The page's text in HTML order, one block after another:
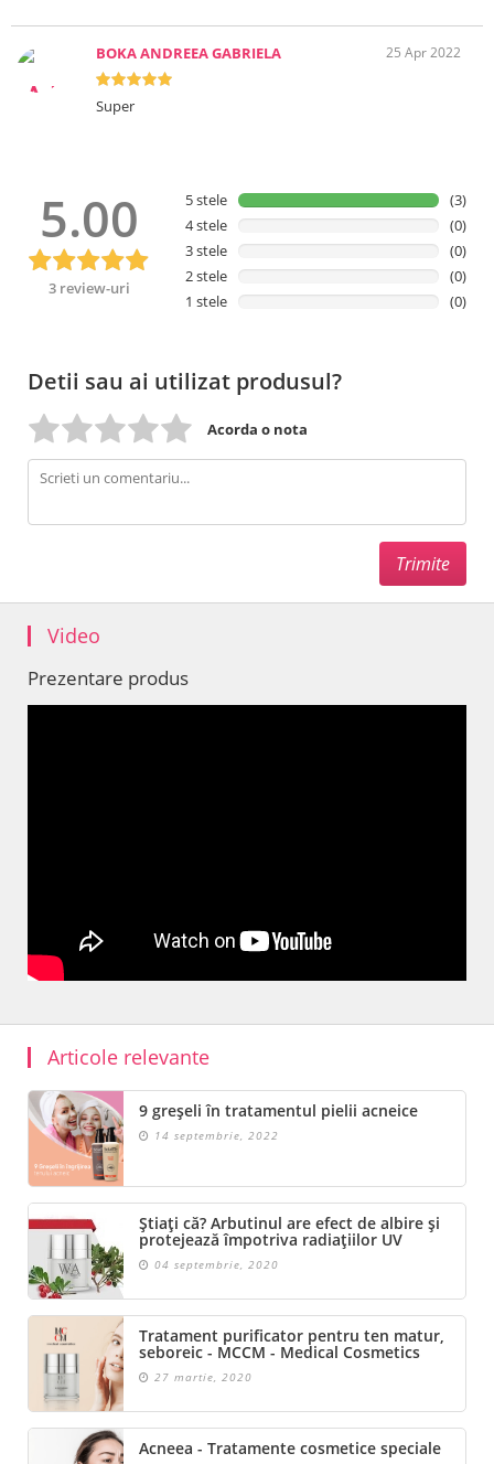
BOKA ANDREEA GABRIELA 25 Apr 2022
Super
5.00
3 review-uri
5 stele
(3)
4 stele
(0)
3 stele
(0)
2 stele
(0)
1 stele
(0)
Detii sau ai utilizat produsul?
Acorda o nota
Video
Prezentare produs
Articole relevante
9 greșeli în tratamentul pielii acneice
14 septembrie, 2022
Știați că? Arbutinul are efect de albire și
protejează împotriva radiațiilor UV
04 septembrie, 2020
Tratament purificator pentru ten matur,
seboreic - MCCM - Medical Cosmetics
27 martie, 2020
Acneea - Tratamente cosmetice speciale